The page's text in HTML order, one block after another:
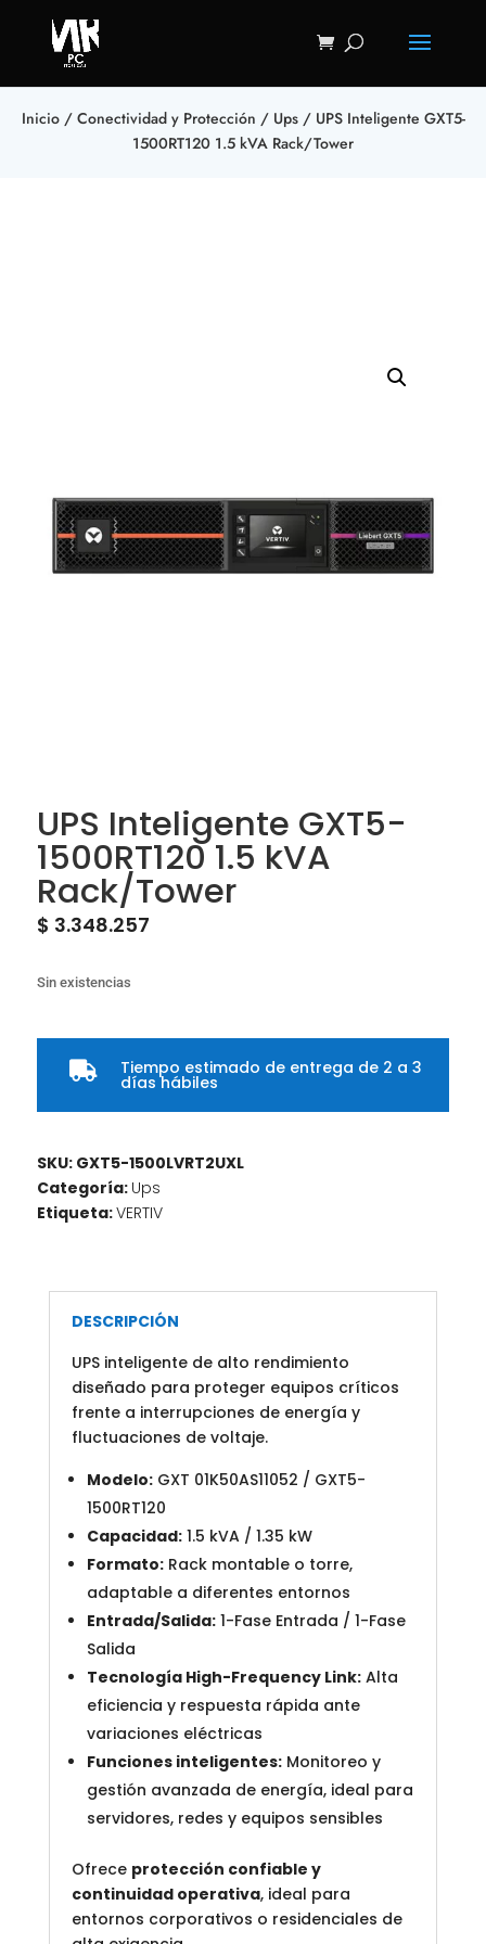
Inicio/ Conectividad y Protección / Ups/ UPS Inteligente GXT5-
1500RT120 1.5 kVA Rack/Tower
UPS Inteligente GXT5-
1500RT120 1.5 kVA
Rack/Tower
$ 3.348.257
Sin existencias
 Tiempo estimado de entrega de 2 a 3
días hábiles
SKU: GXT5-1500LVRT2UXL
Categoría: Ups
Etiqueta:VERTIV
DESCRIPCIÓN
UPS inteligente de alto rendimiento
diseñado para proteger equipos críticos
frente a interrupciones de energía y
fluctuaciones de voltaje.
Modelo:GXT 01K50AS11052 / GXT5-
1500RT120
Capacidad:1.5 kVA / 1.35 kW
Formato:Rack montable o torre,
adaptable a diferentes entornos
Entrada/Salida:1-Fase Entrada / 1-Fase
Salida
Tecnología High-Frequency Link:Alta
eficiencia y respuesta rápida ante
variaciones eléctricas
Funciones inteligentes:Monitoreo y
gestión avanzada de energía, ideal para
servidores, redes y equipos sensibles
Ofrece protección confiable y
continuidad operativa, ideal para
entornos corporativos o residenciales de